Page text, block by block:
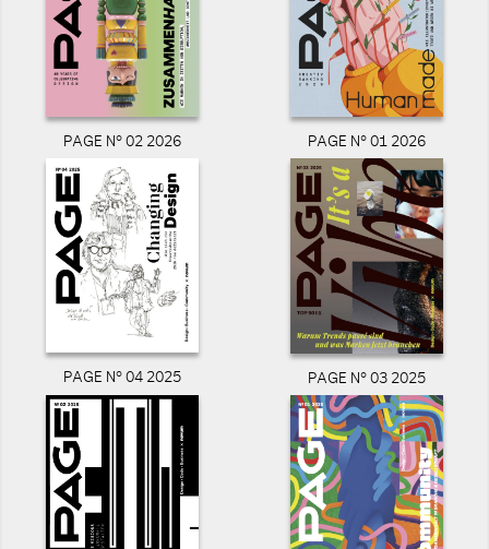
PAGE N° 02 2026 PAGE N° 01 2026
PAGE N° 04 2025 PAGE N° 03 2025